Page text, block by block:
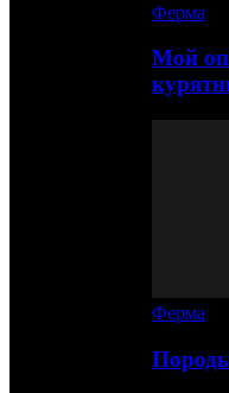
Ферма
Мой
Ферма